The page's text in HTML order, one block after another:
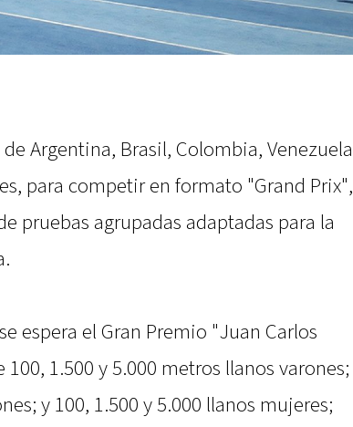
Argentina, Brasil, Colombia, Venezuela
para competir en formato "Grand Prix",
pruebas agrupadas adaptadas para la
espera el Gran Premio "Juan Carlos
1.500 y 5.000 metros llanos varones;
y 100, 1.500 y 5.000 llanos mujeres;